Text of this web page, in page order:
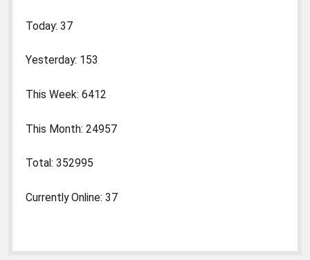
Today: 37
Yesterday: 153
This Week: 6412
This Month: 24957
Total: 352995
Currently Online: 37